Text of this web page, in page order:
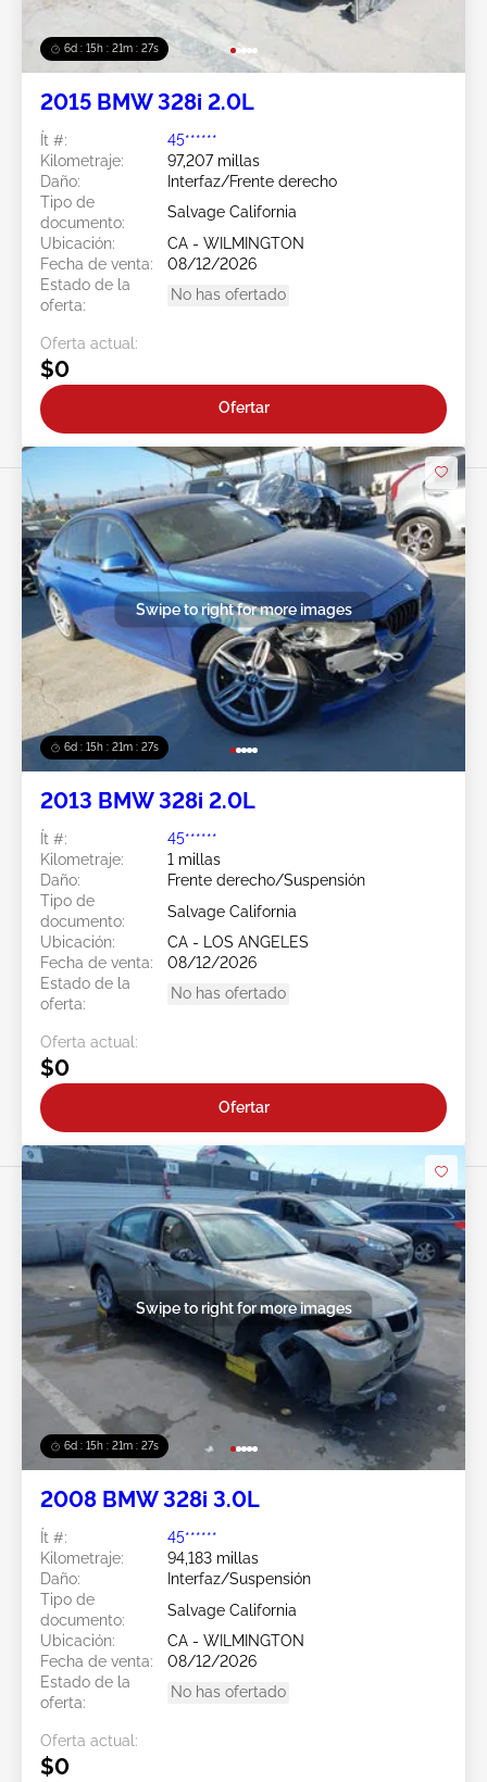
6d : 15h : 21m : 24s
2015 BMW 328i 2.0L
Ít #:
45******
Kilometraje:
97,207 millas
Daño:
Interfaz/Frente derecho
Tipo de
documento:
Salvage California
Ubicación:
CA - WILMINGTON
Fecha de venta:
08/12/2026
Estado de la
oferta:
No has ofertado
Oferta actual:
$0
Ofertar
6d : 15h : 21m : 24s
Swipe to right for more images
2013 BMW 328i 2.0L
Ít #:
45******
Kilometraje:
1 millas
Daño:
Frente derecho/Suspensión
Tipo de
documento:
Salvage California
Ubicación:
CA - LOS ANGELES
Fecha de venta:
08/12/2026
Estado de la
oferta:
No has ofertado
Oferta actual:
$0
Ofertar
6d : 15h : 21m : 24s
Swipe to right for more images
2008 BMW 328i 3.0L
Ít #:
45******
Kilometraje:
94,183 millas
Daño:
Interfaz/Suspensión
Tipo de
documento:
Salvage California
Ubicación:
CA - WILMINGTON
Fecha de venta:
08/12/2026
Estado de la
oferta:
No has ofertado
Oferta actual:
$0